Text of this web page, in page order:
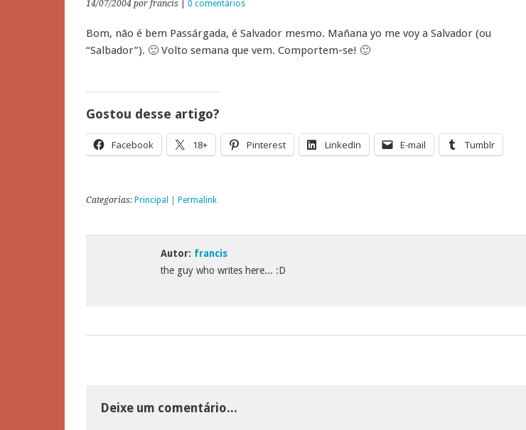
14/07/2004 por francis 0 comentários
Bom, não é bem Passárgada, é Salvador mesmo. Mañana yo me voy a Salvador (ou
“Salbador”). 🙂 Volto semana que vem. Comportem-se! 🙂
Gostou desse artigo?
Facebook 18+ Pinterest LinkedIn E-mail Tumblr
Categorias: Principal Permalink
Autor: francis
the guy who writes here... :D
Deixe um comentário...